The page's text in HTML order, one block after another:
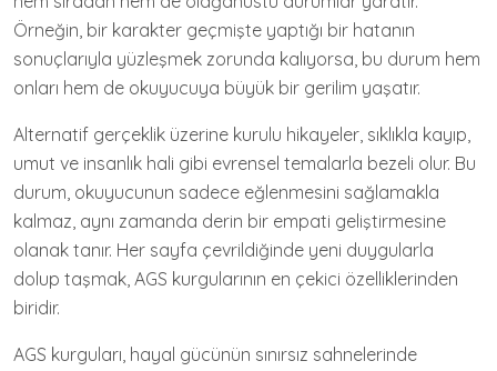
Örneğin, bir karakter geçmişte yaptığı bir hatanın
sonuçlarıyla yüzleşmek zorunda kalıyorsa, bu durum hem
onları hem de okuyucuya büyük bir gerilim yaşatır.
Alternatif gerçeklik üzerine kurulu hikayeler, sıklıkla kayıp,
umut ve insanlık hali gibi evrensel temalarla bezeli olur. Bu
durum, okuyucunun sadece eğlenmesini sağlamakla
kalmaz, aynı zamanda derin bir empati geliştirmesine
olanak tanır. Her sayfa çevrildiğinde yeni duygularla
dolup taşmak, AGS kurgularının en çekici özelliklerinden
biridir.
AGS kurguları, hayal gücünün sınırsız sahnelerinde